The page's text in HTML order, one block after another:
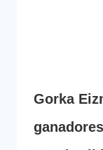
Gorka